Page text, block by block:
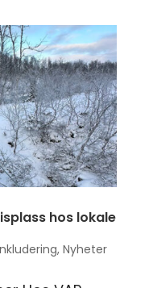
hos lokale
, Nyheter